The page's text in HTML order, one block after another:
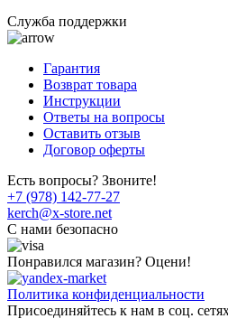
Служба поддержки
Гарантия
Возврат товара
Инструкции
Ответы на вопросы
Оставить отзыв
Договор оферты
Есть вопросы? Звоните!
+7 (978) 142-77-27
kerch@x-store.net
C нами безопасно
Понравился магазин? Оцени!
Политика конфиденциальности
Присоединяйтесь к нам в соц.